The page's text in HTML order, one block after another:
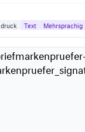
druck Text Mehrsprachig